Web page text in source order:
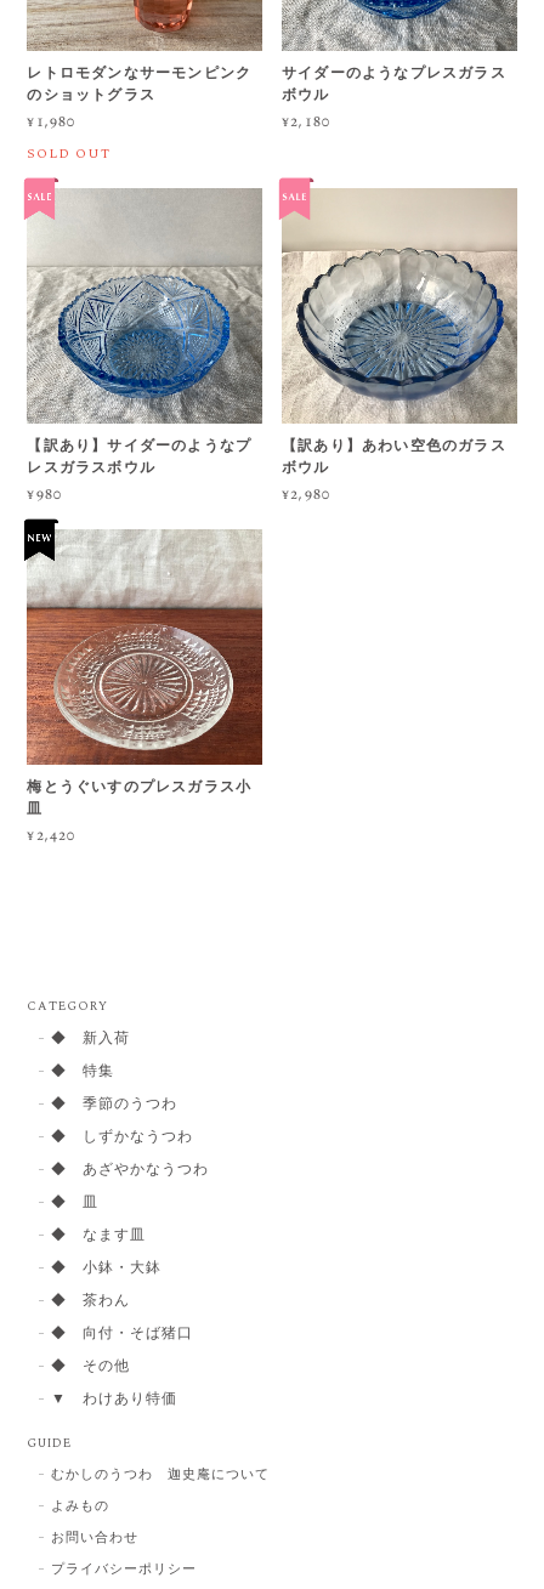
レトロモダンなサーモンピンク
のショットグラス
¥1,980
SOLD OUT
サイダーのようなプレスガラス
ボウル
¥2,180
【訳あり】サイダーのようなプ
レスガラスボウル
¥980
【訳あり】あわい空色のガラス
ボウル
¥2,980
梅とうぐいすのプレスガラス小
皿
¥2,420
CATEGORY
◆ 新入荷
◆ 特集
◆ 季節のうつわ
◆ しずかなうつわ
◆ あざやかなうつわ
◆ 皿
◆ なます皿
◆ 小鉢・大鉢
◆ 茶わん
◆ 向付・そば猪口
◆ その他
▼ わけあり特価
GUIDE
むかしのうつわ 迦史庵について
よみもの
お問い合わせ
プライバシーポリシー